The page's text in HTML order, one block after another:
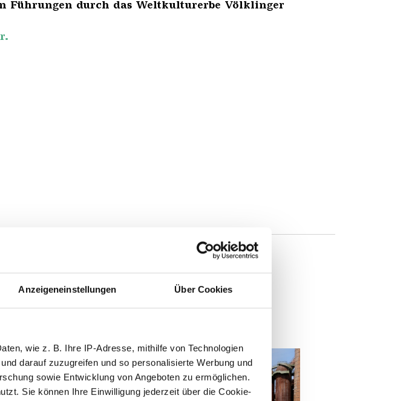
Anzeigeneinstellungen Über Cookies
wie z. B. Ihre IP-Adresse, mithilfe von Technologien
darauf zuzugreifen und so personalisierte Werbung und
sowie Entwicklung von Angeboten zu ermöglichen.
Sie können Ihre Einwilligung jederzeit über die Cookie-
Führungen durch das Weltkulturerbe Völklinger